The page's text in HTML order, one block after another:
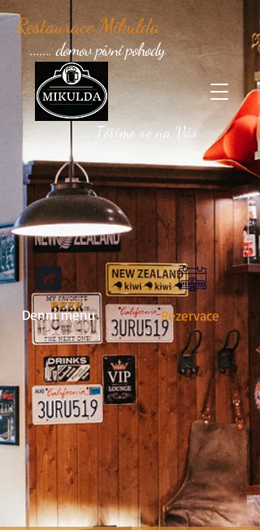
....... domov pivní pohody
Restaurace Mikulda
... Těšíme se na Vás
Denní menu Rezervace